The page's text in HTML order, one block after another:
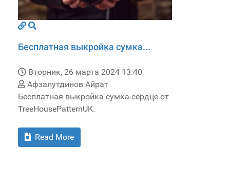
Бесплатная выкройка сумка...
Вторник, 26 марта 2024 13:40
Афзалутдинов Айрат
Бесплатная выкройка сумка-сердце от
TreeHousePatternUK.
Read More